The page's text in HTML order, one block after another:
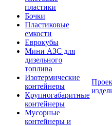
пластики
Бочки
Пластиковые
емкости
Еврокубы
Мини АЗС для
дизельного
топлива
Изотермические
контейнеры
Крупногабаритные
контейнеры
Мусорные
контейнеры и